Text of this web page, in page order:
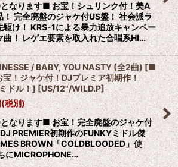
なります■ お宝！シュリンク付！美A
！ 完全廃盤のジャケ付US盤！ 社会派ラ
駆け！ KRS-1による暴力追放キャンペー
曲！ レゲエ要素を取入れた合唱系HI…
/ BABY, YOU NASTY (全2曲) [■
！ジャケ付！DJプレミア初期作！
ドル！] [US/12"/WILD.P]
(税別)
なります■ お宝！完全廃盤のジャケ付
PREMIER初期作のFUNKYミドル傑
BROWN「COLDBLOODED」使
にMICROPHONE…